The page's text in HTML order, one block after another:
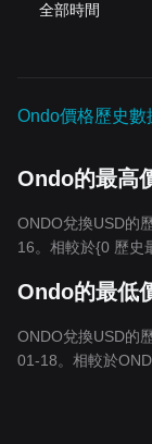
全部時間
Ondo價格歷史數
Ondo的最高
ONDO兌換USD的
16。相較於{0 歷史
Ondo的最低
ONDO兌換USD的
01-18。相較於